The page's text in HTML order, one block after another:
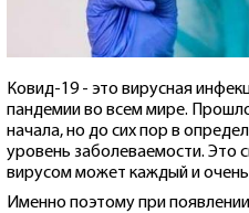
Ковид-19 - это вирусная
пандемии во всем мире.
начала, но до сих пор в
уровень заболеваемости. Это
вирусом может каждый и очень
Именно поэтому при